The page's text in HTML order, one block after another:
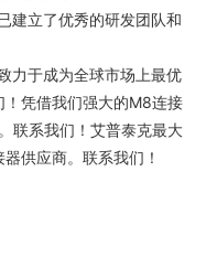
建立了优秀的研发团队和
力于成为全球市场上最优
凭借我们强大的M8连接
联系我们！艾普泰克最大
供应商。联系我们！